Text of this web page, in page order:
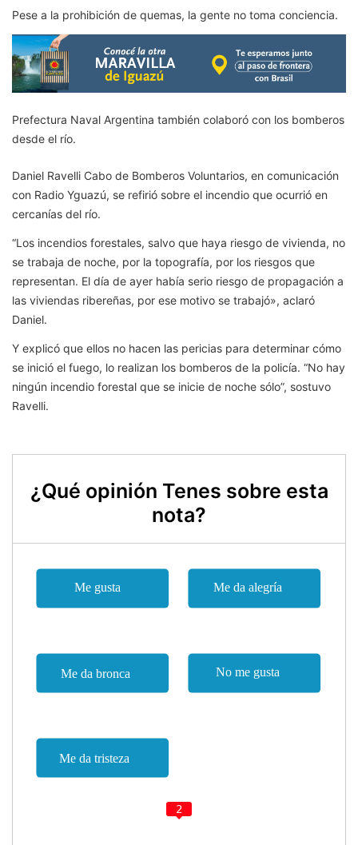
Pese a la prohibición de quemas, la gente no toma conciencia.
Prefectura Naval Argentina también colaboró con los bomberos
desde el río.
Daniel Ravelli Cabo de Bomberos Voluntarios, en comunicación
con Radio Yguazú, se refirió sobre el incendio que ocurrió en
cercanías del río.
“Los incendios forestales, salvo que haya riesgo de vivienda, no
se trabaja de noche, por la topografía, por los riesgos que
representan. El día de ayer había serio riesgo de propagación a
las viviendas ribereñas, por ese motivo se trabajó», aclaró
Daniel.
Y explicó que ellos no hacen las pericias para determinar cómo
se inició el fuego, lo realizan los bomberos de la policía. “No hay
ningún incendio forestal que se inicie de noche sólo”, sostuvo
Ravelli.
¿Qué opinión Tenes sobre esta
nota?
2